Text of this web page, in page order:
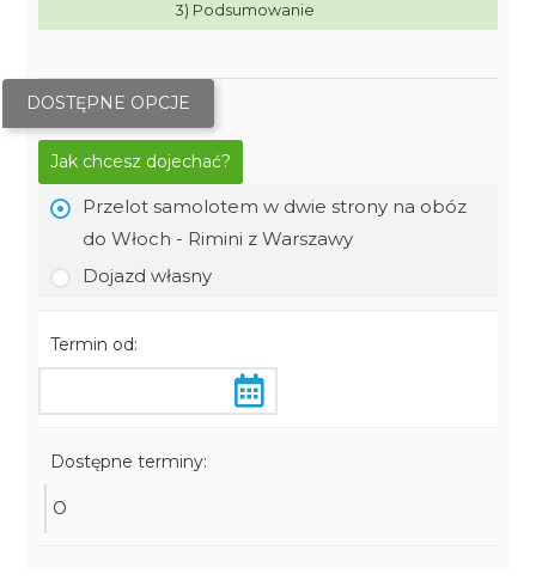
3) Podsumowanie
DOSTĘPNE OPCJE
Jak chcesz dojechać?
Przelot samolotem w dwie strony na obóz
do Włoch - Rimini z Warszawy
Dojazd własny
Termin od:
Dostępne terminy:
O